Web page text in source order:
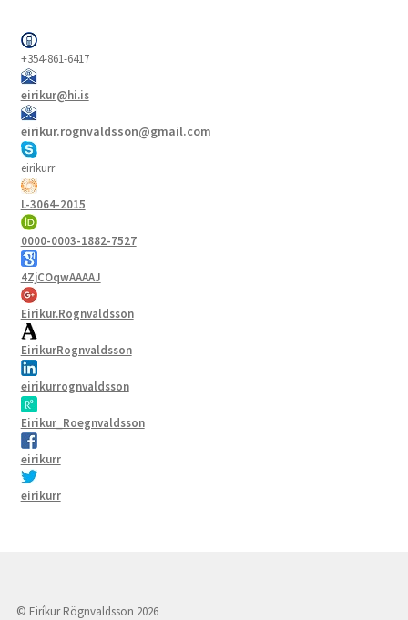
+354-861-6417
eirikur@hi.is
eirikur.rognvaldsson@gmail.com
eirikurr
L-3064-2015
0000-0003-1882-7527
4ZjCOqwAAAAJ
Eirikur.Rognvaldsson
EirikurRognvaldsson
eirikurrognvaldsson
Eirikur_Roegnvaldsson
eirikurr
eirikurr
© Eiríkur Rögnvaldsson 2026